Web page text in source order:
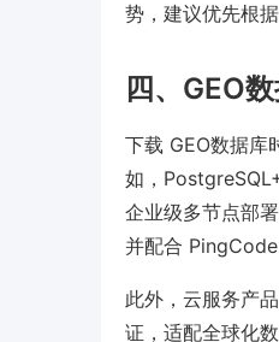
势，建议优先根
四、GEO
下载 GEO数据库
如，
企业级多节点部
并配合
此外，云服务产
证，适配全球化